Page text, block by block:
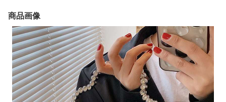
商品画像